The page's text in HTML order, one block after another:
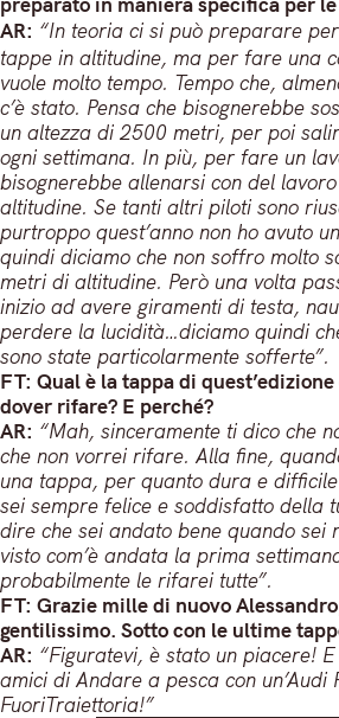
AR: “In teoria ci si può preparare
tappe in altitudine, ma per fare una
vuole molto tempo. Tempo che,
c’è stato. Pensa che bisognerebbe
un altezza di 2500 metri, per poi
ogni settimana. In più, per fare un
bisognerebbe allenarsi con del
altitudine. Se tanti altri piloti sono
purtroppo quest’anno non ho avuto
quindi diciamo che non soffro molto
metri di altitudine. Però una volta
inizio ad avere giramenti di testa,
perdere la lucidità…diciamo quindi
sono state particolarmente sofferte”.
FT: Qual è la tappa di
dover rifare? E perché?
AR: “Mah, sinceramente ti dico che
che non vorrei rifare. Alla fine,
una tappa, per quanto dura e
sei sempre felice e soddisfatto della
dire che sei andato bene quando sei
visto com’è andata la prima
probabilmente le rifarei tutte”.
FT: Grazie mille di nuovo
gentilissimo. Sotto con le ultime
AR: “Figuratevi, è stato un piacere!
amici di Andare a pesca con un’Audi
FuoriTraiettoria!”